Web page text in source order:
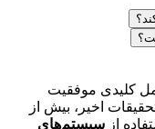
کلیدی موفقیت
اخیر، بیش از
از سیستم‌های